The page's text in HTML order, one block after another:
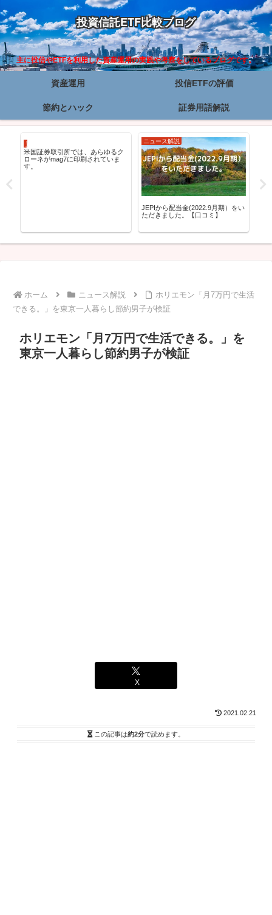
投資信託ETF比較ブログ
主に投信やETFを利用した資産運用の実践や考察をしているブログです。
資産運用 投信ETFの評価
節約とハック 証券用語解説
資産運用
米国証券取引所では、あらゆるク
ローネがmag7に印刷されていま
す。
ニュース解説
JEPIから配当金(2022.9月期）をい
ただきました。【口コミ】
ホーム ニュース解説
ホリエモン「月7万円で生活
できる。」を東京一人暮らし節約男子が検証
ホリエモン「月7万円で生活できる。」を
東京一人暮らし節約男子が検証
X
2021.02.21
この記事は約2分で読めます。